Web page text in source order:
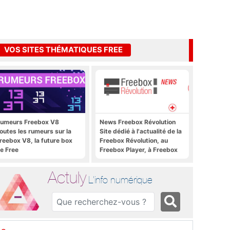
VOS SITES THÉMATIQUES FREE
Freebox V8
les rumeurs sur la
V8, la future box
Free
News Freebox Révolution
Site dédié à l'actualité de la
Freebox Révolution, au
Freebox Player, à Freebox
Actuly L'info numérique